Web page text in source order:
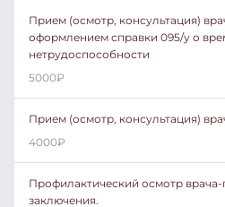
Прием (осмотр, консультация)
оформлением справки 095/у о
нетрудоспособности
5000₽
Прием (осмотр, консультация)
4000₽
Профилактический осмотр
заключения.